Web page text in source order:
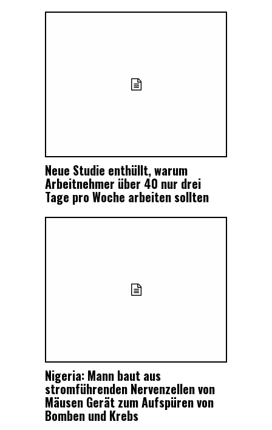
Neue Studie enthüllt, warum
Arbeitnehmer über 40 nur drei
Tage pro Woche arbeiten sollten
Nigeria: Mann baut aus
stromführenden Nervenzellen von
Mäusen Gerät zum Aufspüren von
Bomben und Krebs